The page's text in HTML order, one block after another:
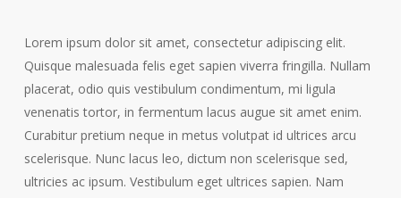
Lorem ipsum dolor sit amet, consectetur adipiscing elit.
Quisque malesuada felis eget sapien viverra fringilla. Nullam
placerat, odio quis vestibulum condimentum, mi ligula
venenatis tortor, in fermentum lacus augue sit amet enim.
Curabitur pretium neque in metus volutpat id ultrices arcu
scelerisque. Nunc lacus leo, dictum non scelerisque sed,
ultricies ac ipsum. Vestibulum eget ultrices sapien. Nam